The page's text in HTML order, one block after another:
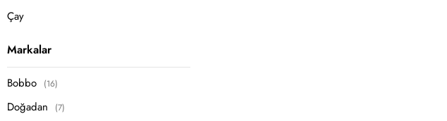
Çay
Markalar
Bobbo (16)
Doğadan (7)